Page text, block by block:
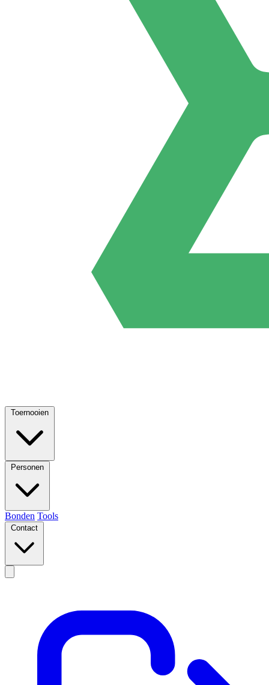
Toernooien
Personen
Bonden Tools
Contact